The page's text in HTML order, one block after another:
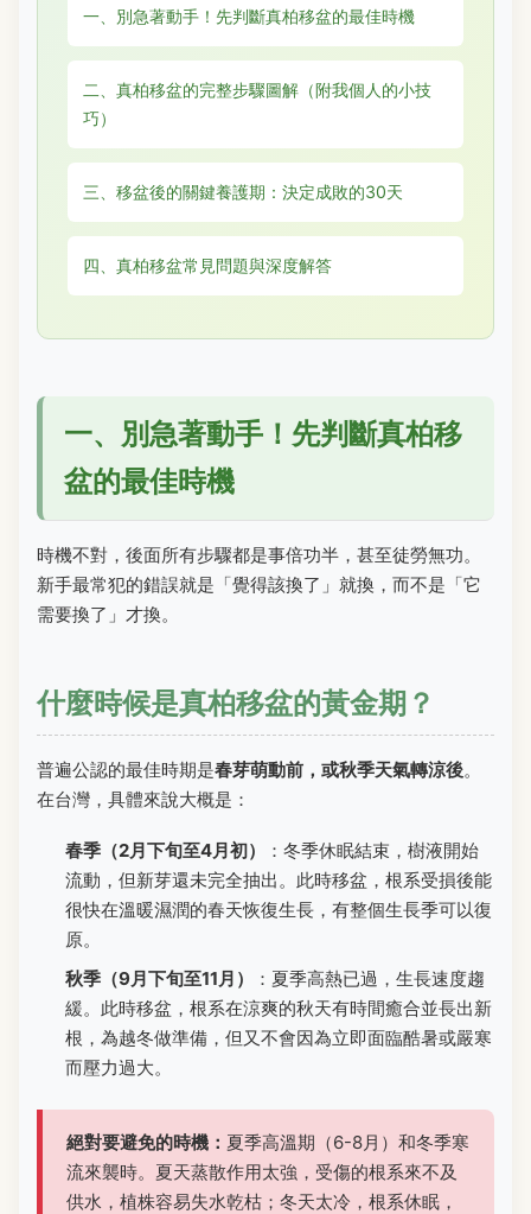
一、別急著動手！先判斷真柏移盆的最佳時機
二、真柏移盆的完整步驟圖解（附我個人的小技
巧）
三、移盆後的關鍵養護期：決定成敗的30天
四、真柏移盆常見問題與深度解答
一、別急著動手！先判斷真柏移
盆的最佳時機
時機不對，後面所有步驟都是事倍功半，甚至徒勞無功。
新手最常犯的錯誤就是「覺得該換了」就換，而不是「它
需要換了」才換。
什麼時候是真柏移盆的黃金期？
普遍公認的最佳時期是春芽萌動前，或秋季天氣轉涼後。
在台灣，具體來說大概是：
春季（2月下旬至4月初）
：冬季休眠結束，樹液開始
流動，但新芽還未完全抽出。此時移盆，根系受損後能
很快在溫暖濕潤的春天恢復生長，有整個生長季可以復
原。
秋季（9月下旬至11月）
：夏季高熱已過，生長速度趨
緩。此時移盆，根系在涼爽的秋天有時間癒合並長出新
根，為越冬做準備，但又不會因為立即面臨酷暑或嚴寒
而壓力過大。
絕對要避免的時機： 夏季高溫期（6-8月）和冬季寒
流來襲時。夏天蒸散作用太強，受傷的根系來不及
供水，植株容易失水乾枯；冬天太冷，根系休眠，